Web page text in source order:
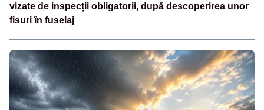
vizate de inspecții obligatorii, după descoperirea unor
fisuri în fuselaj